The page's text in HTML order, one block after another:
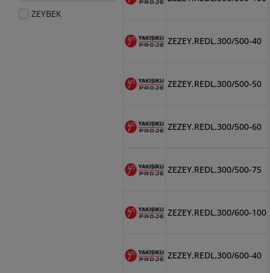
ZEYBEK
ZEZEY.REDL.300/500-40
ZEZEY.REDL.300/500-50
ZEZEY.REDL.300/500-60
ZEZEY.REDL.300/500-75
ZEZEY.REDL.300/600-100
ZEZEY.REDL.300/600-40